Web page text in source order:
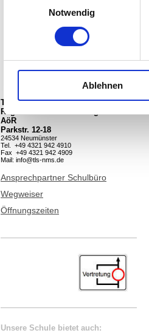
Notwendig
Ablehnen
Theodor-Litt-Schule
Regionales Berufsbildungszentrum
AöR
Parkstr. 12-18
24534 Neumünster
Tel. +49 4321 942 4910
Fax +49 4321 942 4909
Mail: info@tls-nms.de
Ansprechpartner Schulbüro
Wegweiser
Öffnungszeiten
Unsere Schule bietet auch: